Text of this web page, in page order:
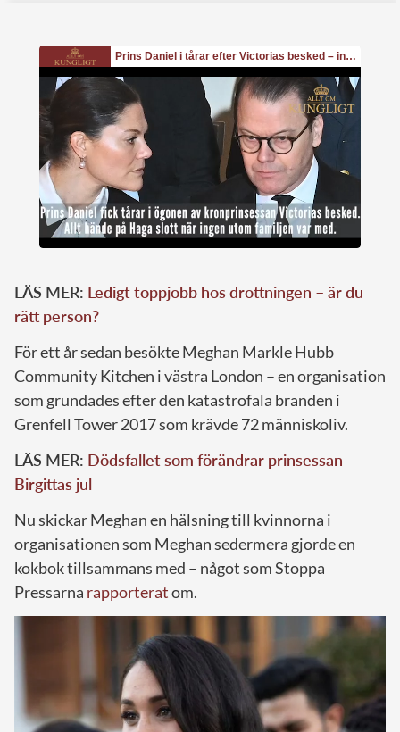
LÄS MER: Ledigt toppjobb hos drottningen – är du
rätt person?
För ett år sedan besökte Meghan Markle Hubb
Community Kitchen i västra London – en organisation
som grundades efter den katastrofala branden i
Grenfell Tower 2017 som krävde 72 människoliv.
LÄS MER: Dödsfallet som förändrar prinsessan
Birgittas jul
Nu skickar Meghan en hälsning till kvinnorna i
organisationen som Meghan sedermera gjorde en
kokbok tillsammans med – något som Stoppa
Pressarna rapporteratom.